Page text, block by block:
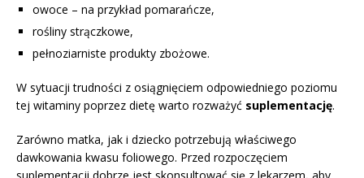
owoce – na przykład pomarańcze,
rośliny strączkowe,
pełnoziarniste produkty zbożowe.
W sytuacji trudności z osiągnięciem odpowiedniego poziomu
tej witaminy poprzez dietę warto rozważyć suplementację.
Zarówno matka, jak i dziecko potrzebują właściwego
dawkowania kwasu foliowego. Przed rozpoczęciem